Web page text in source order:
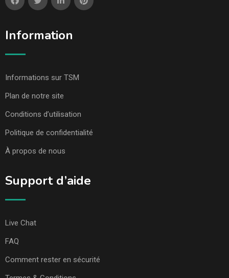
Information
Informations sur TSM
Plan de notre site
Conditions d’utilisation
Politique de confidentialité
À propos de nous
Support d’aide
Live Chat
FAQ
Comment rester en sécurité